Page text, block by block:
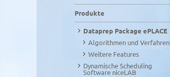
Produkte
Dataprep Package ePLACE
Algorithmen und Verfahren
Weitere Features
Dynamische Scheduling
Software niceLAB